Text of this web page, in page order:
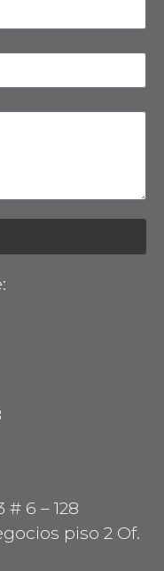
# 6 – 128
piso 2 Of.